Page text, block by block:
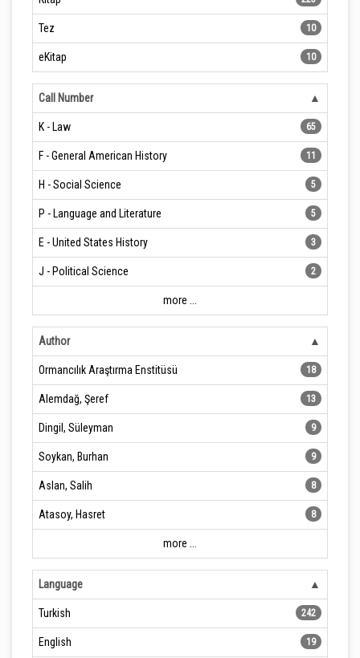
Tez 10
eKitap 10
Call Number
K - Law 65
F - General American History 11
H - Social Science 5
P - Language and Literature 5
E - United States History 3
J - Political Science 2
more ...
Author
Ormancılık Araştırma Enstitüsü 18
Alemdağ, Şeref 13
Dingil, Süleyman 9
Soykan, Burhan 9
Aslan, Salih 8
Atasoy, Hasret 8
more ...
Language
Turkish 242
English 19